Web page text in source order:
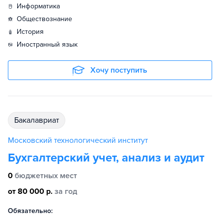
информатика
обществознание
история
иностранный язык
Хочу поступить
бакалавриат
Московский технологический институт
Бухгалтерский учет, анализ и аудит
0 бюджетных мест
от 80 000 р. за год
Обязательно: